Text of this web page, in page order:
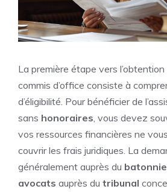
La première étape vers l’obtention
commis d’office consiste à
d’éligibilité. Pour bénéficier de
sans honoraires , vous devez
vos ressources financières ne
couvrir les frais juridiques. La
généralement auprès du
avocats auprès du tribunal